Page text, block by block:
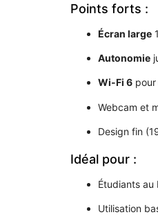
Points forts :
Écran large
Autonomie
Wi-Fi 6
Webcam et
Design fin
Idéal pour :
Étudiants
Utilisation